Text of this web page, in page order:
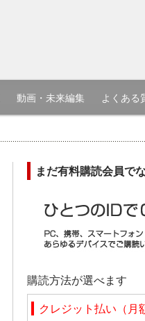
動画・未来編集 よくある
まだ有料購読会員で
購読方法が選べます
クレジット払い（月